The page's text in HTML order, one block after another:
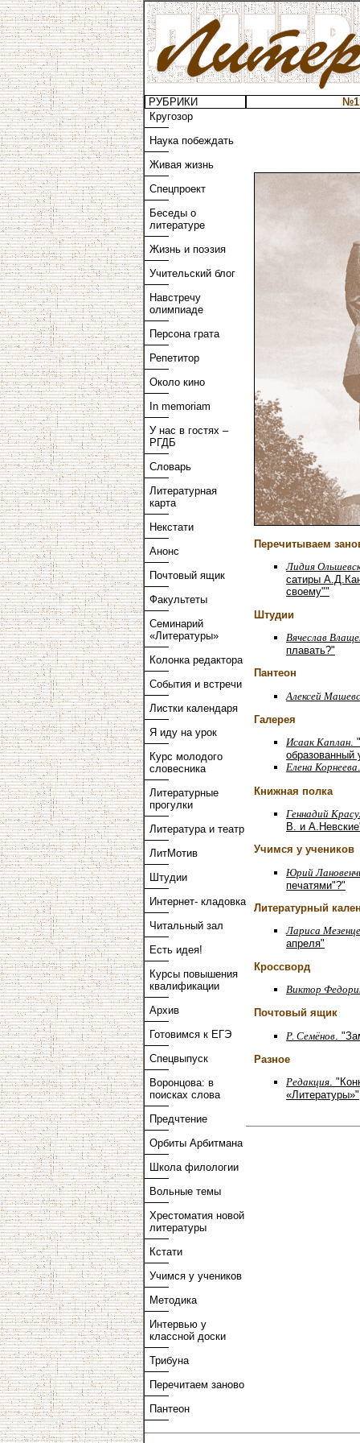
РУБРИКИ
Кругозор
Наука побеждать
Живая жизнь
Спецпроект
Беседы о
литературе
Жизнь и поэзия
Учительский блог
Навстречу
олимпиаде
Персона грата
Репетитор
Около кино
In memoriam
У нас в гостях –
РГДБ
Словарь
Литературная
карта
Некстати
Анонс
Почтовый ящик
Факультеты
Семинарий
«Литературы»
Колонка редактора
События и встречи
Листки календаря
Я иду на урок
Курс молодого
словесника
Литературные
прогулки
Литература и театр
ЛитМотив
Штудии
Интернет- кладовка
Читальный зал
Есть идея!
Курсы повышения
квалификации
Архив
Готовимся к ЕГЭ
Спецвыпуск
Воронцова: в
поисках слова
Предчтение
Орбиты Арбитмана
Школа филологии
Вольные темы
Хрестоматия новой
литературы
Кстати
Учимся у учеников
Методика
Интервью у
классной доски
Трибуна
Перечитаем заново
Пантеон
Перечитываем
Лидия
сатиры
своему""
Штудии
Вячеслав
плавать?"
Пантеон
Алексей
Галерея
Исаак Каплан.
образованный
Елена Корнеева
Книжная полка
Геннадий
В. и
Учимся у учеников
Юрий
печатями"?"
Литературный
Лариса
апреля"
Кроссворд
Виктор
Почтовый ящик
Р. Семёнов .
Разное
Редакция.
«Литературы»"